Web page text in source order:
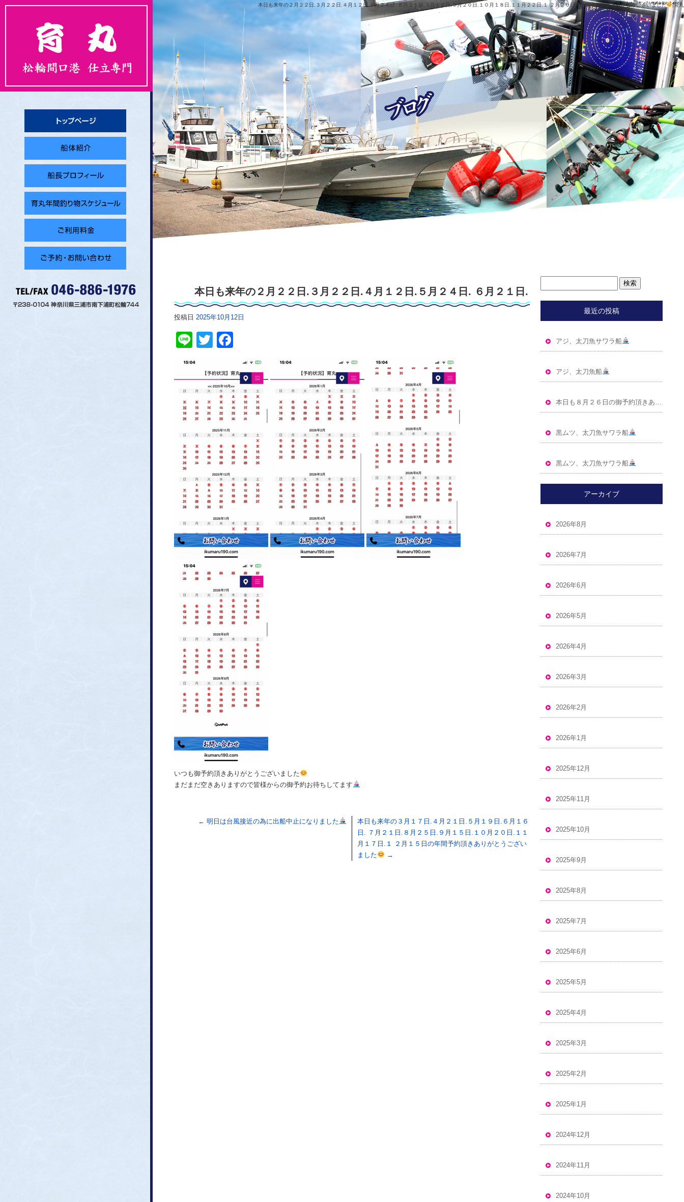
本日も来年の２月２２日.３月２２日.４月１２日.５月２４日. ６月２１日.７月１９日.９月２０日.１０月１８日.１１月２２日.１ ２月２０日の年間予約頂きありがとうございました |育丸
本日も来年の２月２２日.３月２２日.４月１２日.５月２４日. ６月２１日.
７月１９日.９月２０日.１０月１８日.１１月２２日.１ ２月２０日の年間
投稿日 2025年10月12日
LineTwitter
いつも御予約頂きありがとうございました
まだまだ空きありますので皆様からの御予約お待ちしてます
← 明日は台風接近の為に出船中止になりました
本日も来年の３月１７日.４月２１日.５月１９日.６月１６
日. ７月２１日.８月２５日.９月１５日.１０月２０日.１１
月１７日.１ ２月１５日の年間予約頂きありがとうござい
ました
→
最近の投稿
アジ、太刀魚サワラ船
アジ、太刀魚船
本日も８月２６日の御予約頂きありがとうございました
黒ムツ、太刀魚サワラ船
黒ムツ、太刀魚サワラ船
アーカイブ
2026年8月
2026年7月
2026年6月
2026年5月
2026年4月
2026年3月
2026年2月
2026年1月
2025年12月
2025年11月
2025年10月
2025年9月
2025年8月
2025年7月
2025年6月
2025年5月
2025年4月
2025年3月
2025年2月
2025年1月
2024年12月
2024年11月
2024年10月